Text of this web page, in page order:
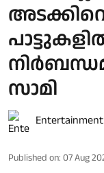
സാമി
Published on: 07 Aug